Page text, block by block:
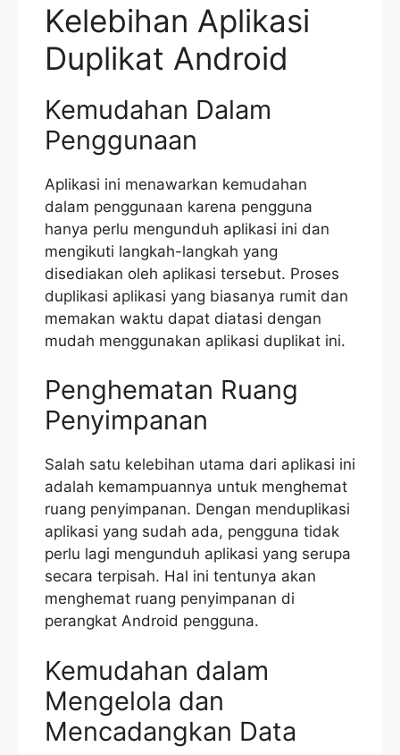
Kelebihan Aplikasi
Duplikat Android
Kemudahan Dalam
Penggunaan
Aplikasi ini menawarkan kemudahan
dalam penggunaan karena pengguna
hanya perlu mengunduh aplikasi ini dan
mengikuti langkah-langkah yang
disediakan oleh aplikasi tersebut. Proses
duplikasi aplikasi yang biasanya rumit dan
memakan waktu dapat diatasi dengan
mudah menggunakan aplikasi duplikat ini.
Penghematan Ruang
Penyimpanan
Salah satu kelebihan utama dari aplikasi ini
adalah kemampuannya untuk menghemat
ruang penyimpanan. Dengan menduplikasi
aplikasi yang sudah ada, pengguna tidak
perlu lagi mengunduh aplikasi yang serupa
secara terpisah. Hal ini tentunya akan
menghemat ruang penyimpanan di
perangkat Android pengguna.
Kemudahan dalam
Mengelola dan
Mencadangkan Data